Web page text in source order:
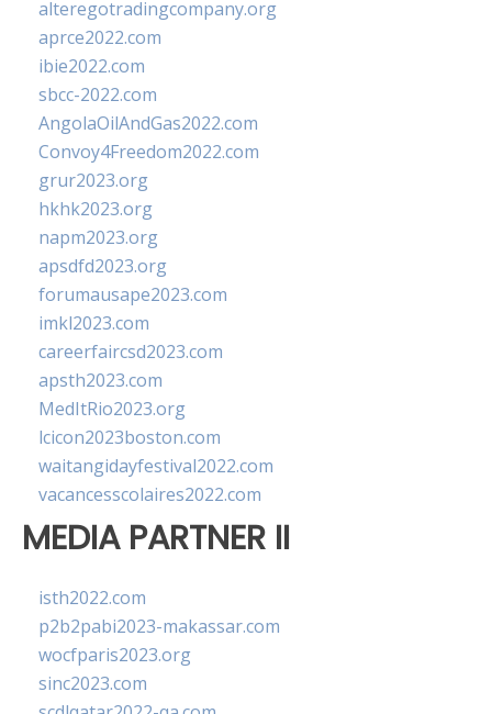
alteregotradingcompany.org
aprce2022.com
ibie2022.com
sbcc-2022.com
AngolaOilAndGas2022.com
Convoy4Freedom2022.com
grur2023.org
hkhk2023.org
napm2023.org
apsdfd2023.org
forumausape2023.com
imkl2023.com
careerfaircsd2023.com
apsth2023.com
MedItRio2023.org
lcicon2023boston.com
waitangidayfestival2022.com
vacancesscolaires2022.com
MEDIA PARTNER II
isth2022.com
p2b2pabi2023-makassar.com
wocfparis2023.org
sinc2023.com